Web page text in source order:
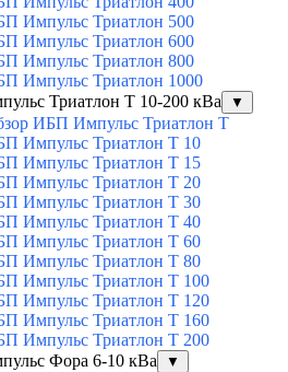
Импульс Триатлон 500
Импульс Триатлон 600
Импульс Триатлон 800
Импульс Триатлон 1000
Триатлон Т 10-200 кВа
▼
ИБП Импульс Триатлон Т
Импульс Триатлон Т 10
Импульс Триатлон Т 15
Импульс Триатлон Т 20
Импульс Триатлон Т 30
Импульс Триатлон Т 40
Импульс Триатлон Т 60
Импульс Триатлон Т 80
Импульс Триатлон Т 100
Импульс Триатлон Т 120
Импульс Триатлон Т 160
Импульс Триатлон Т 200
Фора 6-10 кВа
▼